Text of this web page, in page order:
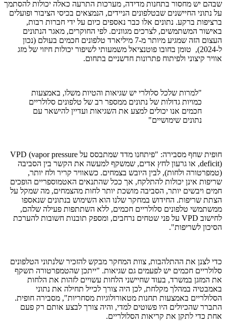
שבהם יש מחסור בתחנות מדידה, מערכות התרעה כאלה יכולות להסתמך
על נתוני החיישנים שבטלפונים הניידים, הנמצאים בכיסי הציבור ופועלים
ברציפות ברקע. נתונים אלו כבר נאספים כיום על ידי חברות רבות,
באישור המשתמשים, לצרכים מגוונים. לפי החוקרים, מאגר הנתונים
העצום הזה שמגיע מיותר מ-7 מיליארד טלפונים חכמים בעולם (נכון
ל-2024), טומן בחובו פוטנציאל משמעותי לשיפור יכולות חיזוי של מזג
אוויר קיצוני ולפיתוח פתרונות חדשניים בתחום.
"למרות שלכל סלולרי יש שגיאות והטיות משלו, באמצעות
כמויות גדולות של נתונים ממספר רב של טלפונים סלולריים
חכמים אנו יכולים למצע את השגיאות ועדיין להישאר עם
נתונים שימושיים"
חופית שחף מסבירה: "פיתחנו מדד שמתבסס על VPD (vapor pressure
deficit), או גרעון לחץ אדים, שמשקף למעשה את הקשר בין הסביבה
(טמפרטורה ולחות), לבין היובש בצמחים. כשאוויר קריר ולח יותר,
שריפות אינן יכולות להתלקח, אך ככל שהתנאים האטמוספריים הופכים
חמים ויבשים יותר, הסביבה מושכת יותר לחות מהצמחים, מה שמקל על
הצתת שריפות. החידוש במחקר שלנו הוא השימוש בנתונים שנאספו
ממשתמשי טלפונים סלולריים חכמים, ללא השתתפות פעילה שלהם,
לחישוב VPD על פני שטחים נרחבים, ומספק תובנות חשובות להערכת
הסיכון לשריפות".
כדי לצנן את ההתלהבות, צוות המחקר מבקש להזכיר שלנתוני הטלפונים
סלולריים חכמים יש לפעמים גם שגיאות. "ייתכן שהטמפרטורה תשקף
את המזגן במשרד, בעוד שחיישני הלחות עשויים לזהות את הלחות
באמבטיה במהלך מקלחת, לכן היה צורך לכייל תחילה את נתוני
הסלולריים באמצעות תחנות מטאורולוגיות מסחריות", מסבירה חופית.
התברר שהכיולים היו פשוטים למדי, והיה צורך לבצע אותם רק פעם
אחת כדי לתקן את קריאות הסלולריים.